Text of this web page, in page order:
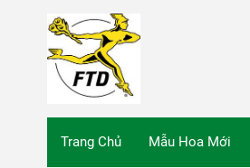
Trang Chủ Mẫu Hoa Mới